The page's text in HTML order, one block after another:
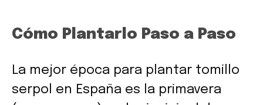
Cómo Plantarlo Paso a Paso
La mejor época para plantar tomillo
serpol en España es la primavera